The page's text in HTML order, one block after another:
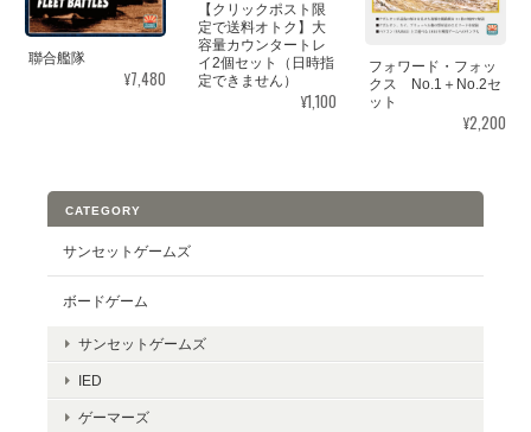
聯合艦隊
¥7,480
【クリックポスト限
定で送料オトク】大
容量カウンタートレ
イ2個セット（日時指
定できません）
¥1,100
フォワード・フォッ
クス No.1＋No.2セ
ット
¥2,200
CATEGORY
サンセットゲームズ
ボードゲーム
サンセットゲームズ
IED
ゲーマーズ